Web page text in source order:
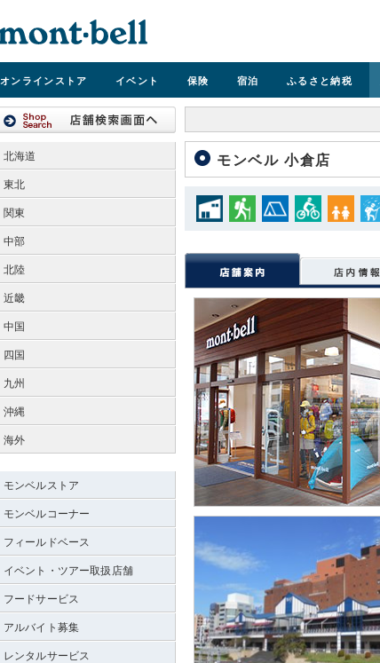
オンラインストア イベント 保険 宿泊 ふるさと納税
モンベル 小倉店
北海道
東北
関東
中部
北陸
近畿
中国
四国
九州
沖縄
海外
モンベルストア
モンベルコーナー
フィールドベース
イベント・ツアー取扱店舗
フードサービス
アルバイト募集
レンタルサービス